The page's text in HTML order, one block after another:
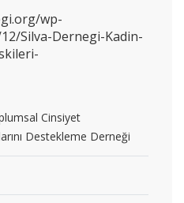
wp-
Silva-Dernegi-Kadin-
Cinsiyet
Destekleme Derneği